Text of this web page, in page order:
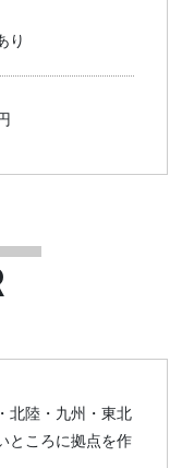
り
北陸・九州・東北
ところに拠点を作